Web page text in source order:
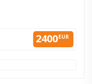
2400EUR